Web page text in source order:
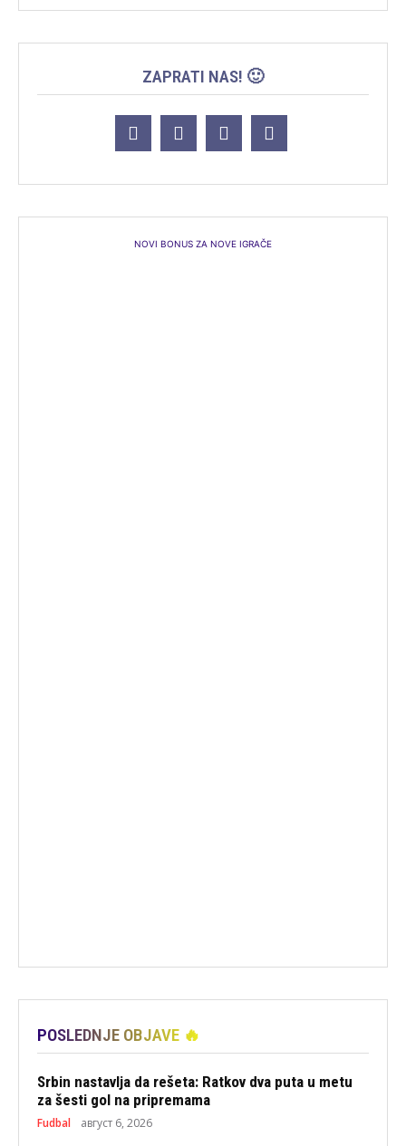
ZAPRATI NAS! 🙂
NOVI BONUS ZA NOVE IGRAČE
POSLEDNJE OBJAVE 🔥
Srbin nastavlja da rešeta: Ratkov dva puta u metu
za šesti gol na pripremama
Fudbal август 6, 2026